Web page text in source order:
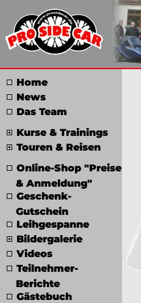
Home
News
Das Team
Kurse & Trainings
Touren & Reisen
Online-Shop "Preise
& Anmeldung"
Geschenk-
Gutschein
Leihgespanne
Bildergalerie
Videos
Teilnehmer-
Berichte
Gästebuch